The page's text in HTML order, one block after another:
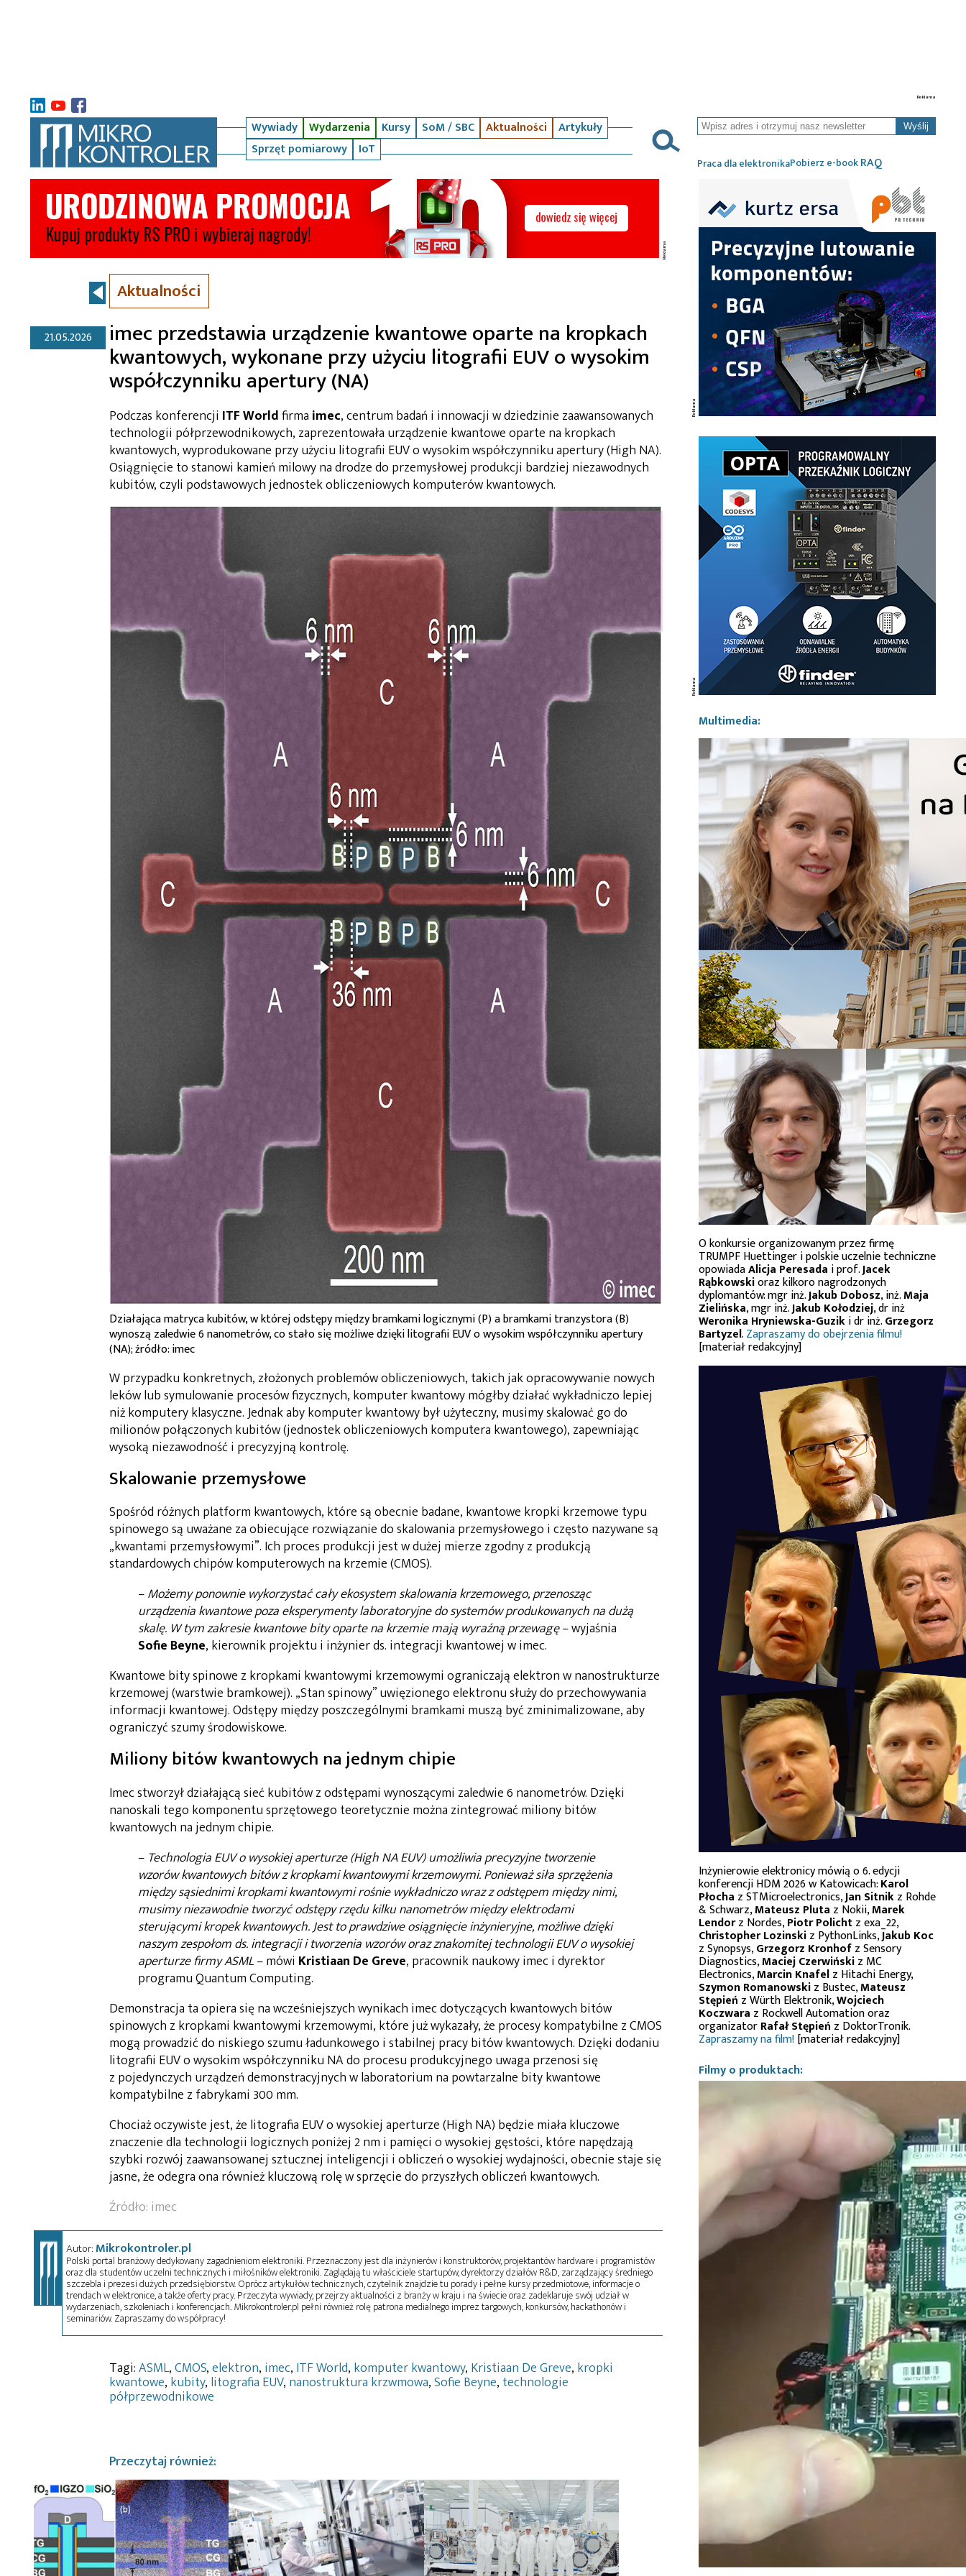
Wywiady Wydarzenia Kursy SoM / SBC Aktualności
Artykuły
Sprzęt pomiarowy
IoT
Wyślij
Praca dla elektronikaPobierz e-bookRAQ
Aktualności
21.05.2026 imec przedstawia urządzenie kwantowe oparte na kropkach
kwantowych, wykonane przy użyciu litografii EUV o wysokim
współczynniku apertury (NA)
Podczas konferencji ITF Worldfirma imec, centrum badań i innowacji w dziedzinie zaawansowanych
technologii półprzewodnikowych, zaprezentowała urządzenie kwantowe oparte na kropkach
kwantowych, wyprodukowane przy użyciu litografii EUV o wysokim współczynniku apertury (High NA).
Osiągnięcie to stanowi kamień milowy na drodze do przemysłowej produkcji bardziej niezawodnych
kubitów, czyli podstawowych jednostek obliczeniowych komputerów kwantowych.
Działająca matryca kubitów, w której odstępy między bramkami logicznymi (P) a bramkami tranzystora (B)
wynoszą zaledwie 6 nanometrów, co stało się możliwe dzięki litografii EUV o wysokim współczynniku apertury
(NA); źródło: imec
W przypadku konkretnych, złożonych problemów obliczeniowych, takich jak opracowywanie nowych
leków lub symulowanie procesów fizycznych, komputer kwantowy mógłby działać wykładniczo lepiej
niż komputery klasyczne. Jednak aby komputer kwantowy był użyteczny, musimy skalować go do
milionów połączonych kubitów (jednostek obliczeniowych komputera kwantowego), zapewniając
wysoką niezawodność i precyzyjną kontrolę.
Skalowanie przemysłowe
Spośród różnych platform kwantowych, które są obecnie badane, kwantowe kropki krzemowe typu
spinowego są uważane za obiecujące rozwiązanie do skalowania przemysłowego i często nazywane są
„kwantami przemysłowymi”. Ich proces produkcji jest w dużej mierze zgodny z produkcją
standardowych chipów komputerowych na krzemie (CMOS).
–Możemy ponownie wykorzystać cały ekosystem skalowania krzemowego, przenosząc
urządzenia kwantowe poza eksperymenty laboratoryjne do systemów produkowanych na dużą
skalę. W tym zakresie kwantowe bity oparte na krzemie mają wyraźną przewagę– wyjaśnia
Sofie Beyne, kierownik projektu i inżynier ds. integracji kwantowej w imec.
Kwantowe bity spinowe z kropkami kwantowymi krzemowymi ograniczają elektron w nanostrukturze
krzemowej (warstwie bramkowej). „Stan spinowy” uwięzionego elektronu służy do przechowywania
informacji kwantowej. Odstępy między poszczególnymi bramkami muszą być zminimalizowane, aby
ograniczyć szumy środowiskowe.
Miliony bitów kwantowych na jednym chipie
Imec stworzył działającą sieć kubitów z odstępami wynoszącymi zaledwie 6 nanometrów. Dzięki
nanoskali tego komponentu sprzętowego teoretycznie można zintegrować miliony bitów
kwantowych na jednym chipie.
– Technologia EUV o wysokiej aperturze (High NA EUV) umożliwia precyzyjne tworzenie
wzorów kwantowych bitów z kropkami kwantowymi krzemowymi. Ponieważ siła sprzężenia
między sąsiednimi kropkami kwantowymi rośnie wykładniczo wraz z odstępem między nimi,
musimy niezawodnie tworzyć odstępy rzędu kilku nanometrów między elektrodami
sterującymi kropek kwantowych. Jest to prawdziwe osiągnięcie inżynieryjne, możliwe dzięki
naszym zespołom ds. integracji i tworzenia wzorów oraz znakomitej technologii EUV o wysokiej
aperturze firmy ASML– mówi Kristiaan De Greve, pracownik naukowy imec i dyrektor
programu Quantum Computing.
Demonstracja ta opiera się na wcześniejszych wynikach imec dotyczących kwantowych bitów
spinowych z kropkami kwantowymi krzemowymi, które już wykazały, że procesy kompatybilne z CMOS
mogą prowadzić do niskiego szumu ładunkowego i stabilnej pracy bitów kwantowych. Dzięki dodaniu
litografii EUV o wysokim współczynniku NA do procesu produkcyjnego uwaga przenosi się
z pojedynczych urządzeń demonstracyjnych w laboratorium na powtarzalne bity kwantowe
kompatybilne z fabrykami 300 mm.
Chociaż oczywiste jest, że litografia EUV o wysokiej aperturze (High NA) będzie miała kluczowe
znaczenie dla technologii logicznych poniżej 2 nm i pamięci o wysokiej gęstości, które napędzają
szybki rozwój zaawansowanej sztucznej inteligencji i obliczeń o wysokiej wydajności, obecnie staje się
jasne, że odegra ona również kluczową rolę w sprzęcie do przyszłych obliczeń kwantowych.
Źródło: imec
Autor:Mikrokontroler.pl
Polski portal branżowy dedykowany zagadnieniom elektroniki. Przeznaczony jest dla inżynierów i konstruktorów, projektantów hardware i programistów
oraz dla studentów uczelni technicznych i miłośników elektroniki. Zaglądają tu właściciele startupów, dyrektorzy działów R&D, zarządzający średniego
szczebla i prezesi dużych przedsiębiorstw. Oprócz artykułów technicznych, czytelnik znajdzie tu porady i pełne kursy przedmiotowe, informacje o
trendach w elektronice, a także oferty pracy. Przeczyta wywiady, przejrzy aktualności z branży w kraju i na świecie oraz zadeklaruje swój udział w
wydarzeniach, szkoleniach i konferencjach. Mikrokontroler.pl pełni również rolę patrona medialnego imprez targowych, konkursów, hackathonów i
seminariów. Zapraszamy do współpracy!
Tagi:ASML,CMOS,elektron, imec, ITF World, komputer kwantowy, Kristiaan De Greve, kropki
kwantowe, kubity, litografia EUV, nanostruktura krzwmowa,Sofie Beyne, technologie
półprzewodnikowe
Przeczytaj również:
Multimedia:
O konkursie organizowanym przez firmę
TRUMPF Huettinger i polskie uczelnie techniczne
opowiadaAlicja Peresada i prof.Jacek
Rąbkowskioraz kilkoro nagrodzonych
dyplomantów: mgr inż.Jakub Dobosz, inż.Maja
Zielińska, mgr inż.Jakub Kołodziej, dr inż
Weronika Hryniewska-Guziki dr inż.Grzegorz
Bartyzel.Zapraszamy do obejrzenia filmu!
[materiał redakcyjny]
Inżynierowie elektronicy mówią o 6. edycji
konferencji HDM 2026 w Katowicach:Karol
Płocha z STMicroelectronics,Jan Sitnikz Rohde
& Schwarz,Mateusz Pluta z Nokii,Marek
Lendorz Nordes,Piotr Polichtz exa_22,
Christopher Lozinskiz PythonLinks,Jakub Koc
z Synopsys,Grzegorz Kronhofz Sensory
Diagnostics,Maciej Czerwińskiz MC
Electronics,Marcin Knafelz Hitachi Energy,
Szymon Romanowskiz Bustec,Mateusz
Stępień z Würth Elektronik,Wojciech
Koczwara z Rockwell Automation oraz
organizatorRafał Stępień z DoktorTronik.
Zapraszamy na film![materiał redakcyjny]
Filmy o produktach: